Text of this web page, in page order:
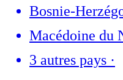
Bosnie-
Macédoine du
3 autres pays ·